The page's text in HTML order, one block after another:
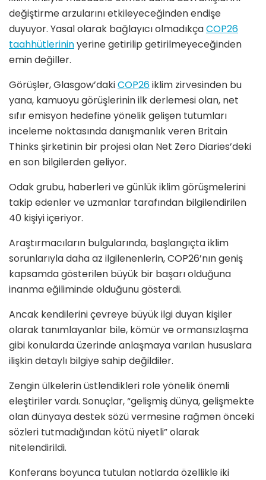
değiştirme arzularını etkileyeceğinden endişe
duyuyor. Yasal olarak bağlayıcı olmadıkçaCOP26
taahhütlerininyerine getirilip getirilmeyeceğinden
emin değiller.
Görüşler, Glasgow’dakiCOP26iklim zirvesinden bu
yana, kamuoyu görüşlerinin ilk derlemesi olan, net
sıfır emisyon hedefine yönelik gelişen tutumları
inceleme noktasında danışmanlık veren Britain
Thinks şirketinin bir projesi olan Net Zero Diaries’deki
en son bilgilerden geliyor.
Odak grubu, haberleri ve günlük iklim görüşmelerini
takip edenler ve uzmanlar tarafından bilgilendirilen
40 kişiyi içeriyor.
Araştırmacıların bulgularında, başlangıçta iklim
sorunlarıyla daha az ilgilenenlerin, COP26’nın geniş
kapsamda gösterilen büyük bir başarı olduğuna
inanma eğiliminde olduğunu gösterdi.
Ancak kendilerini çevreye büyük ilgi duyan kişiler
olarak tanımlayanlar bile, kömür ve ormansızlaşma
gibi konularda üzerinde anlaşmaya varılan hususlara
ilişkin detaylı bilgiye sahip değildiler.
Zengin ülkelerin üstlendikleri role yönelik önemli
eleştiriler vardı. Sonuçlar, “gelişmiş dünya, gelişmekte
olan dünyaya destek sözü vermesine rağmen önceki
sözleri tutmadığından kötü niyetli” olarak
nitelendirildi.
Konferans boyunca tutulan notlarda özellikle iki